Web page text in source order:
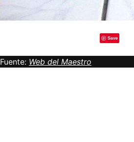
Save
Fuente: Web del Maestro